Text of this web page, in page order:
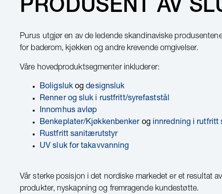
PRODUSENT AV
Purus utgjør en av de ledende skandinaviske
for baderom, kjøkken og andre krevende omgivelser.
Våre hovedproduktsegmenter inkluderer:
Boligslukogdesignsluk
Renner og sluk i rustfritt/syrefaststål
Innomhus avløp
Benkeplater/Kjøkkenbenkerog innredning i rutfritt
Rustfritt sanitærutstyr
UV sluk for takavvanning
Vår sterke posisjon i det nordiske markedet er et resultat
produkter, nyskapning og fremragende kundestøtte.